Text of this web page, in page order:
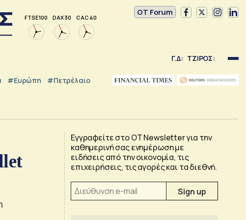
FTSE 100 DAX 30 CAC 40
OT Forum
Γ.Δ: ΤΖΙΡΟΣ:
#Ευρώπη #Πετρέλαιο
Εγγραφείτε στο OT Newsletter για την
καθημερινή σας ενημέρωση με
ειδήσεις από την οικονομία, τις
επιχειρήσεις, τις αγορές και τα διεθνή.